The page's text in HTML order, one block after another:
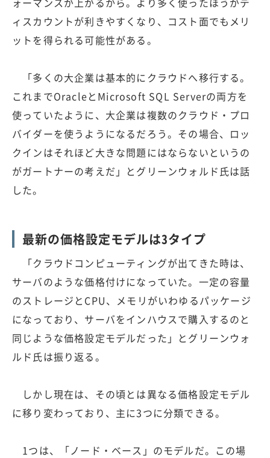
ィスカウントが利きやすくなり、コスト面でもメリ
ットを得られる可能性がある。
「多くの大企業は基本的にクラウドへ移行する。
これまでOracleとMicrosoft SQL Serverの両方を
使っていたように、大企業は複数のクラウド・プロ
バイダーを使うようになるだろう。その場合、ロッ
クインはそれほど大きな問題にはならないというの
がガートナーの考えだ」とグリーンウォルド氏は話
した。
最新の価格設定モデルは3タイプ
「クラウドコンピューティングが出てきた時は、
サーバのような価格付けになっていた。一定の容量
のストレージとCPU、メモリがいわゆるパッケージ
になっており、サーバをインハウスで購入するのと
同じような価格設定モデルだった」とグリーンウォ
ルド氏は振り返る。
しかし現在は、その頃とは異なる価格設定モデル
に移り変わっており、主に3つに分類できる。
1つは、「ノード・ベース」のモデルだ。この場